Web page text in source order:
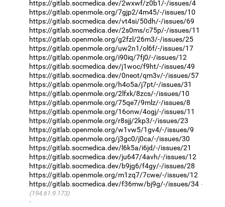
https://gitlab.socmedica.dev/2wxwf/z0b1/-/issues/4
https://gitlab.openmole.org/7gjp2/4m45/-/issues/10
https://gitlab.socmedica.dev/vt4si/50dh/-/issues/69
https://gitlab.socmedica.dev/2s0ms/c75p/-/issues/11
https://gitlab.openmole.org/g2fzl/26m3/-/issues/25
https://gitlab.openmole.org/uw2n1/ol6f/-/issues/17
https://gitlab.openmole.org/i90iq/7fj0/-/issues/12
https://gitlab.socmedica.dev/j1woc/f9ht/-/issues/49
https://gitlab.socmedica.dev/0neot/qm3v/-/issues/57
https://gitlab.openmole.org/h4o5a/j7pt/-/issues/31
https://gitlab.openmole.org/2lfxk/8zcs/-/issues/10
https://gitlab.openmole.org/75qe7/9mlz/-/issues/8
https://gitlab.openmole.org/16onw/4ogj/-/issues/11
https://gitlab.openmole.org/r8sjj/2kp3/-/issues/23
https://gitlab.openmole.org/w1vw5/1gv4/-/issues/9
https://gitlab.openmole.org/j3gc0/j0ca/-/issues/30
https://gitlab.socmedica.dev/l6k5a/i6jd/-/issues/21
https://gitlab.socmedica.dev/ju647/4avh/-/issues/12
https://gitlab.socmedica.dev/b9jg6/f4gy/-/issues/28
https://gitlab.openmole.org/m1zq7/7cwe/-/issues/12
https://gitlab.socmedica.dev/f36mw/bj9g/-/issues/34
(194.61.9.173)
·